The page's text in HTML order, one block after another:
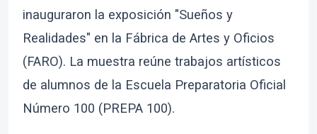
inauguraron la exposición "Sueños y
Realidades" en la Fábrica de Artes y Oficios
(FARO). La muestra reúne trabajos artísticos
de alumnos de la Escuela Preparatoria Oficial
Número 100 (PREPA 100).